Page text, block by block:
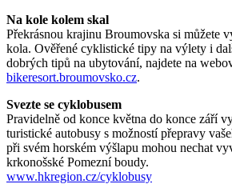
Na kole kolem skal
Překrásnou krajinu Broumovska si můžete
kola. Ověřené cyklistické tipy na výlety i
dobrých tipů na ubytování, najdete na
bikeresort.broumovsko.cz.
Svezte se cyklobusem
Pravidelně od konce května do konce září
turistické autobusy s možností přepravy
při svém horském výšlapu mohou nechat
krkonošské Pomezní boudy.
www.hkregion.cz/cyklobusy